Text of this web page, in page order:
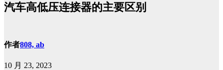
汽车高低压连接器的主要区别
作者808, ab
10 月 23, 2023